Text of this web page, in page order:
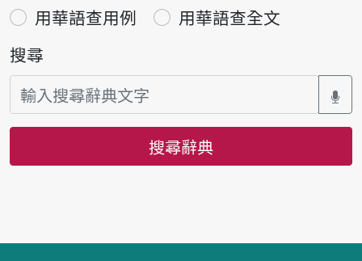
用華語查用例
用華語查全文
搜尋
搜尋辭典